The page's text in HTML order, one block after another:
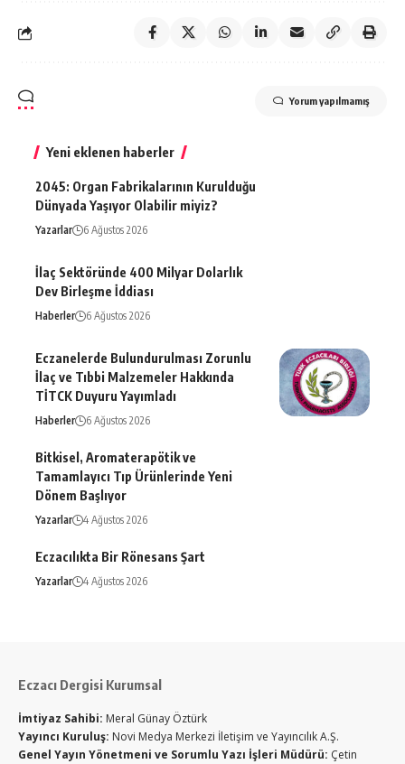
Yorum yapılmamış
Yeni eklenen haberler
2045: Organ Fabrikalarının Kurulduğu
Dünyada Yaşıyor Olabilir miyiz?
Yazarlar 6 Ağustos 2026
İlaç Sektöründe 400 Milyar Dolarlık
Dev Birleşme İddiası
Haberler 6 Ağustos 2026
Eczanelerde Bulundurulması Zorunlu
İlaç ve Tıbbi Malzemeler Hakkında
TİTCK Duyuru Yayımladı
Haberler 6 Ağustos 2026
Bitkisel, Aromaterapötik ve
Tamamlayıcı Tıp Ürünlerinde Yeni
Dönem Başlıyor
Yazarlar 4 Ağustos 2026
Eczacılıkta Bir Rönesans Şart
Yazarlar 4 Ağustos 2026
Eczacı Dergisi Kurumsal
İmtiyaz Sahibi: Meral Günay Öztürk
Yayıncı Kuruluş: Novi Medya Merkezi İletişim ve Yayıncılık A.Ş.
Genel Yayın Yönetmeni ve Sorumlu Yazı İşleri Müdürü: Çetin